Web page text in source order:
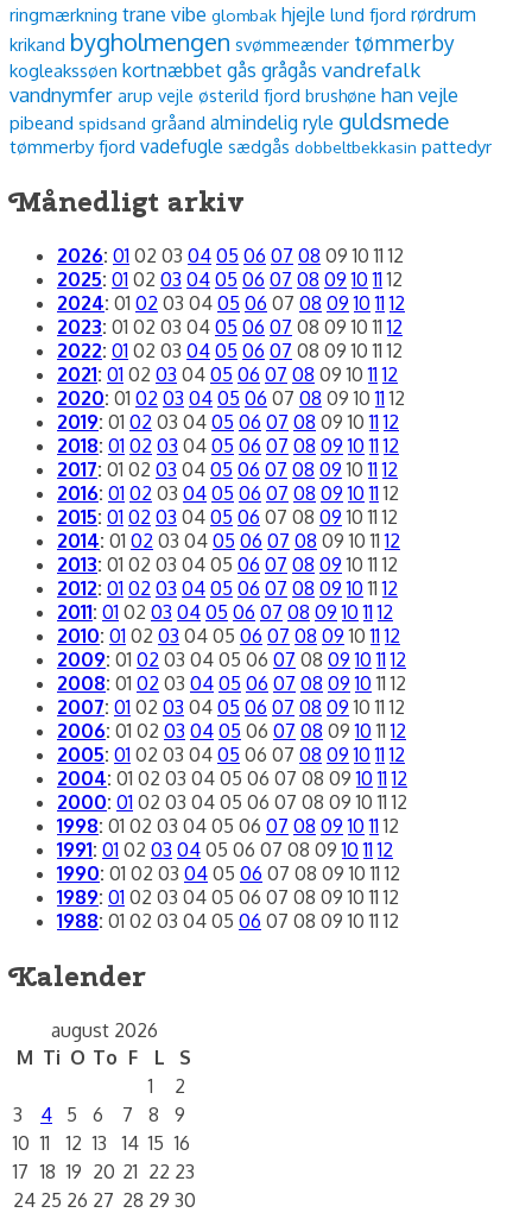
ringmærkning trane vibe glombak hjejle lund fjord rørdrum
krikand bygholmengen svømmeænder tømmerby
kogleakssøen kortnæbbet gås grågås vandrefalk
vandnymfer arup vejle østerild fjord brushøne han vejle
pibeand spidsand gråand almindelig ryle guldsmede
tømmerby fjord vadefugle sædgås dobbeltbekkasin pattedyr
Månedligt arkiv
2026: 01 02 03 04 05 06 07 08 09 10 11 12
2025: 01 02 03 04 05 06 07 08 09 10 11 12
2024: 01 02 03 04 05 06 07 08 09 10 11 12
2023: 01 02 03 04 05 06 07 08 09 10 11 12
2022: 01 02 03 04 05 06 07 08 09 10 11 12
2021: 01 02 03 04 05 06 07 08 09 10 11 12
2020: 01 02 03 04 05 06 07 08 09 10 11 12
2019: 01 02 03 04 05 06 07 08 09 10 11 12
2018: 01 02 03 04 05 06 07 08 09 10 11 12
2017: 01 02 03 04 05 06 07 08 09 10 11 12
2016: 01 02 03 04 05 06 07 08 09 10 11 12
2015: 01 02 03 04 05 06 07 08 09 10 11 12
2014: 01 02 03 04 05 06 07 08 09 10 11 12
2013: 01 02 03 04 05 06 07 08 09 10 11 12
2012: 01 02 03 04 05 06 07 08 09 10 11 12
2011: 01 02 03 04 05 06 07 08 09 10 11 12
2010: 01 02 03 04 05 06 07 08 09 10 11 12
2009: 01 02 03 04 05 06 07 08 09 10 11 12
2008: 01 02 03 04 05 06 07 08 09 10 11 12
2007: 01 02 03 04 05 06 07 08 09 10 11 12
2006: 01 02 03 04 05 06 07 08 09 10 11 12
2005: 01 02 03 04 05 06 07 08 09 10 11 12
2004: 01 02 03 04 05 06 07 08 09 10 11 12
2000: 01 02 03 04 05 06 07 08 09 10 11 12
1998: 01 02 03 04 05 06 07 08 09 10 11 12
1991: 01 02 03 04 05 06 07 08 09 10 11 12
1990: 01 02 03 04 05 06 07 08 09 10 11 12
1989: 01 02 03 04 05 06 07 08 09 10 11 12
1988: 01 02 03 04 05 06 07 08 09 10 11 12
Kalender
august 2026
M Ti O To F L
S
1
2
3
4 5 6 7 8
9
10 11 12 13 14 15 16
17 18 19 20 21 22 23
24 25 26 27 28 29 30